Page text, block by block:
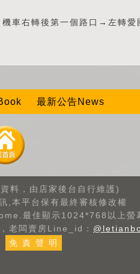
車右轉後第一個路口→左轉
最新公告News
料，由店家後台自行維護)
,本平台保有最終審核修改權
最佳顯示1024*768以上螢
，老闆賣房Line_id：
免 責 聲 明